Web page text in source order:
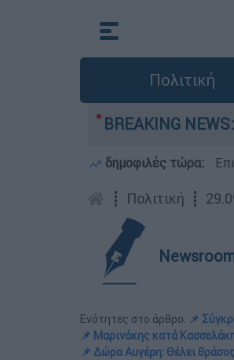
Πολιτική
BREAKING NEWS:
Πόρτο Γερμανό μετά τη
δημοφιλές τώρα:
┋ Πολιτική ┋
Ενότητες στο άρθρο: 📌
📌 Μαρινάκης κατά
📌 Δώρα Αυγέρη: Θέλει